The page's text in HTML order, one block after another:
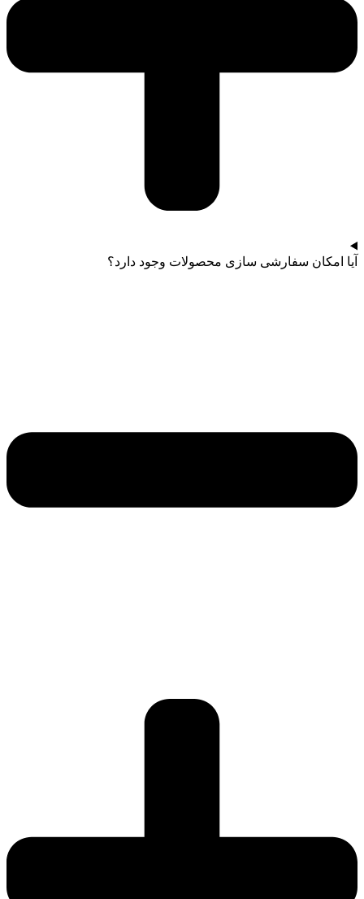
آیا امکان سفارشی سازی محصولات وجود دارد؟